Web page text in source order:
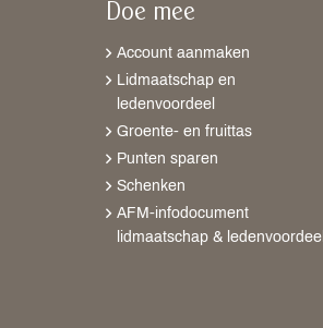
Doe mee
Account aanmaken
Lidmaatschap en
ledenvoordeel
Groente- en fruittas
Punten sparen
Schenken
AFM-infodocument
lidmaatschap & ledenvoordeel